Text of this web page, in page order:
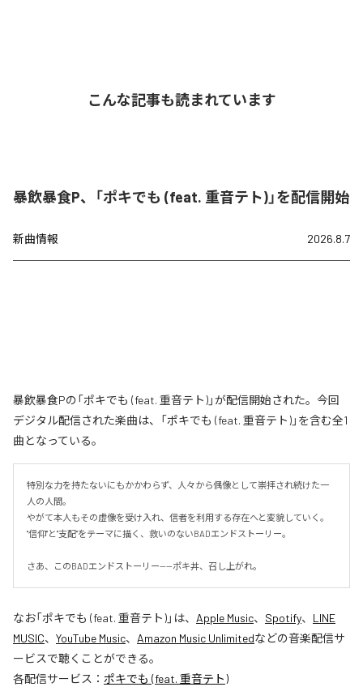
こんな記事も読まれています
暴飲暴食P、「ポキでも (feat. 重音テト)」を配信開始
新曲情報 2026.8.7
暴飲暴食Pの「ポキでも (feat. 重音テト)」が配信開始された。今回
デジタル配信された楽曲は、「ポキでも (feat. 重音テト)」を含む全1
曲となっている。
特別な力を持たないにもかかわらず、人々から偶像として崇拝され続けた一
人の人間。
やがて本人もその虚像を受け入れ、信者を利用する存在へと変貌していく。
"信仰"と"支配"をテーマに描く、救いのないBADエンドストーリー。
さあ、このBADエンドストーリー——ポキ丼、召し上がれ。
なお「ポキでも (feat. 重音テト)」は、 Apple Music、 Spotify、 LINE
MUSIC、 YouTube Music、 Amazon Music Unlimitedなどの音楽配信サ
ービスで聴くことができる。
各配信サービス： ポキでも (feat. 重音テト)